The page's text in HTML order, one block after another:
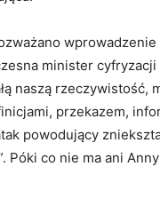
minister
naszą rzeczywistość,
przekazem,
powodujący
Póki co nie ma ani